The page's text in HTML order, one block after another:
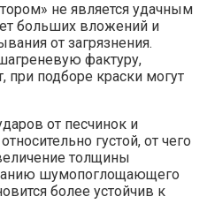
не является удачным
больших вложений и
от загрязнения.
фактуру,
при подборе краски могут
от песчинок и
густой, от чего
толщины
шумопоглощающего
более устойчив к